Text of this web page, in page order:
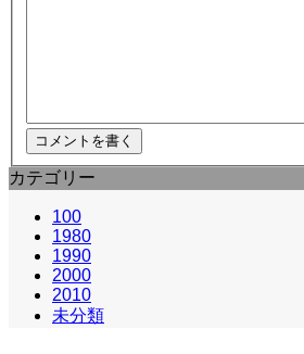
カテゴリー
100
1980
1990
2000
2010
未分類